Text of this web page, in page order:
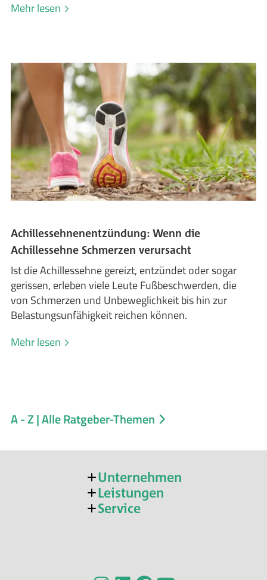
Mehr lesen
Achillessehnenentzündung: Wenn die
Achillessehne Schmerzen verursacht
Ist die Achillessehne gereizt, entzündet oder sogar
gerissen, erleben viele Leute Fußbeschwerden, die
von Schmerzen und Unbeweglichkeit bis hin zur
Belastungsunfähigkeit reichen können.
Mehr lesen
A - Z | Alle Ratgeber-Themen
Unternehmen
Leistungen
Service